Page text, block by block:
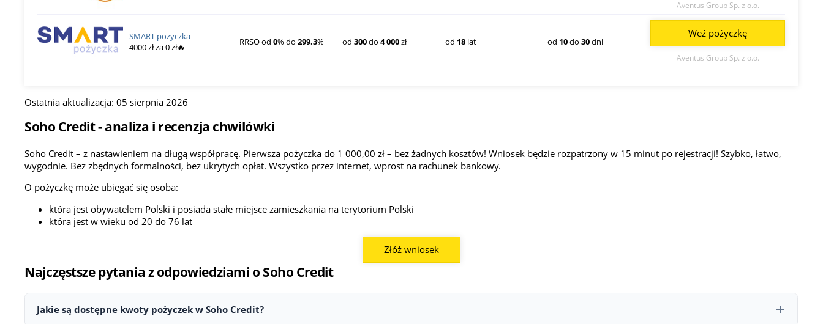
Aventus Group Sp. z o.o.
SMART pozyczka
4000 zł za 0 zł🔥
RRSO od0% do299.3% od300do4 000zł od 18lat od 10do30dni
Aventus Group Sp. z o.o.
Weź pożyczkę
Ostatnia aktualizacja: 05 sierpnia 2026
Soho Credit - analiza i recenzja chwilówki
Soho Credit – z nastawieniem na długą współpracę. Pierwsza pożyczka do 1 000,00 zł – bez żadnych kosztów! Wniosek będzie rozpatrzony w 15 minut po rejestracji! Szybko, łatwo,
wygodnie. Bez zbędnych formalności, bez ukrytych opłat. Wszystko przez internet, wprost na rachunek bankowy.
O pożyczkę może ubiegać się osoba:
która jest obywatelem Polski i posiada stałe miejsce zamieszkania na terytorium Polski
która jest w wieku od 20 do 76 lat
Złóż wniosek
Najczęstsze pytania z odpowiedziami o Soho Credit
Jakie są dostępne kwoty pożyczek w Soho Credit?